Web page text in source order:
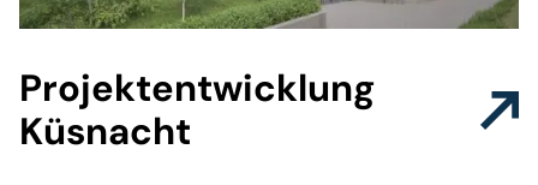
Projektentwicklung
Küsnacht